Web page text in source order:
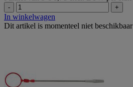
- +
In winkelwagen
Dit artikel is momenteel niet beschikbaar